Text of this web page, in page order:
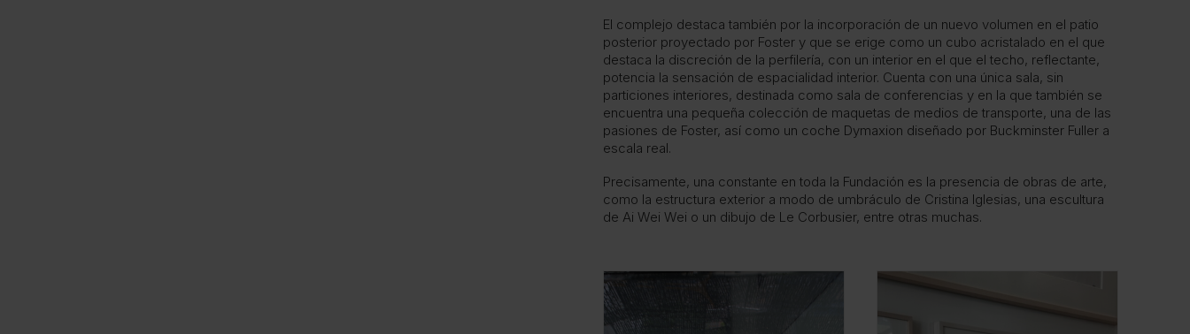
El complejo destaca también por la incorporación de un nuevo volumen en el patio
posterior proyectado por Foster y que se erige como un cubo acristalado en el que
destaca la discreción de la perfilería, con un interior en el que el techo, reflectante,
potencia la sensación de espacialidad interior. Cuenta con una única sala, sin
particiones interiores, destinada como sala de conferencias y en la que también se
encuentra una pequeña colección de maquetas de medios de transporte, una de las
pasiones de Foster, así como un coche Dymaxion diseñado por Buckminster Fuller a
escala real.
Precisamente, una constante en toda la Fundación es la presencia de obras de arte,
como la estructura exterior a modo de umbráculo de Cristina Iglesias, una escultura
de Ai Wei Wei o un dibujo de Le Corbusier, entre otras muchas.